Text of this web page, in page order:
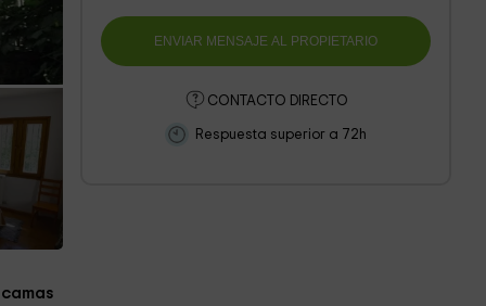
CONTACTO DIRECTO
Respuesta superior a 72h